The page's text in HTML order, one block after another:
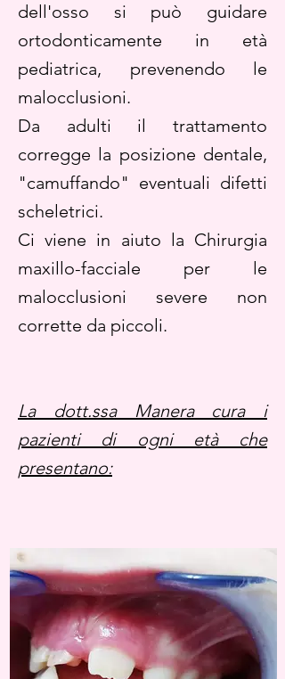
dell'osso si può guidare
ortodonticamente in età
pediatrica, prevenendo le
malocclusioni.
Da adulti il trattamento
corregge la posizione dentale,
"camuffando" eventuali difetti
scheletrici.
Ci viene in aiuto la Chirurgia
maxillo-facciale per le
malocclusioni severe non
corrette da piccoli.
La dott.ssa Manera cura i
pazienti di ogni età che
presentano: